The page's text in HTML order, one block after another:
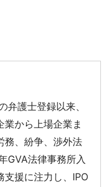
弁護士登録以来、
から上場企業ま
務、紛争、渉外法
GVA法律事務所入
支援に注力し、IPO